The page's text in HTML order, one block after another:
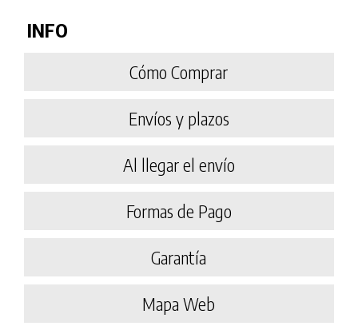
INFO
Cómo Comprar
Envíos y plazos
Al llegar el envío
Formas de Pago
Garantía
Mapa Web